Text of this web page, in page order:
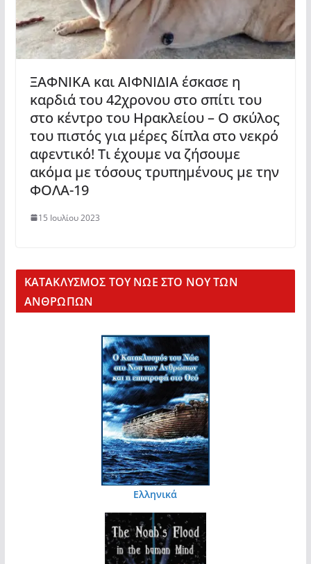
ΞΑΦΝΙΚΑ και ΑΙΦΝΙΔΙΑ έσκασε η
καρδιά του 42χρονου στο σπίτι του
στο κέντρο του Ηρακλείου – Ο σκύλος
του πιστός για μέρες δίπλα στο νεκρό
αφεντικό! Τι έχουμε να ζήσουμε
ακόμα με τόσους τρυπημένους με την
ΦΟΛΑ-19
15 Ιουλίου 2023
KΑΤΑΚΛΥΣΜΟΣ ΤΟΥ ΝΩΕ ΣΤΟ ΝΟΥ ΤΩΝ
ΑΝΘΡΩΠΩΝ
Ελληνικά